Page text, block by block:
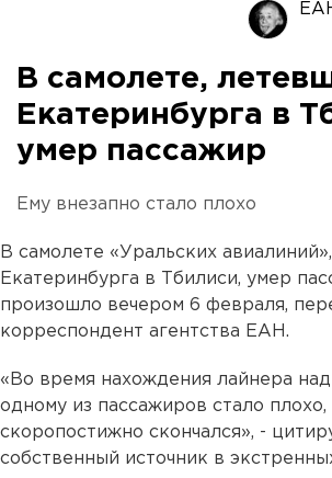
В самолете,
Екатеринбурга в
умер пассажир
Ему внезапно стало плохо
В самолете «Уральских
Екатеринбурга в Тбилиси, умер
произошло вечером 6 февраля,
корреспондент агентства ЕАН.
«Во время нахождения лайнера
одному из пассажиров стало плохо,
скоропостижно скончался», -
собственный источник в